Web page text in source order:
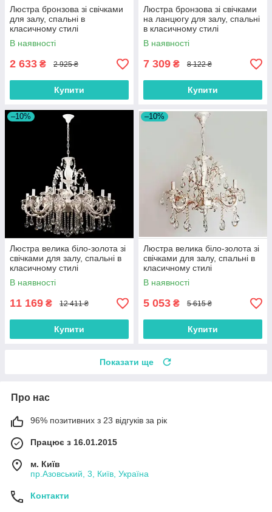
Люстра бронзова зі свічками
для залу, спальні в
класичному стилі
В наявності
2 633 ₴ 2 925 ₴
Купити
Люстра бронзова зі свічками
на ланцюгу для залу, спальні
в класичному стилі
В наявності
7 309 ₴ 8 122 ₴
Купити
–10%
Люстра велика біло-золота зі
свічками для залу, спальні в
класичному стилі
В наявності
11 169 ₴ 12 411 ₴
Купити
–10%
Люстра велика біло-золота зі
свічками для залу, спальні в
класичному стилі
В наявності
5 053 ₴ 5 615 ₴
Купити
Показати ще
Про нас
96% позитивних з 23 відгуків за рік
Працює з 16.01.2015
м. Київ
пр.Азовський, 3, Київ, Україна
Контакти